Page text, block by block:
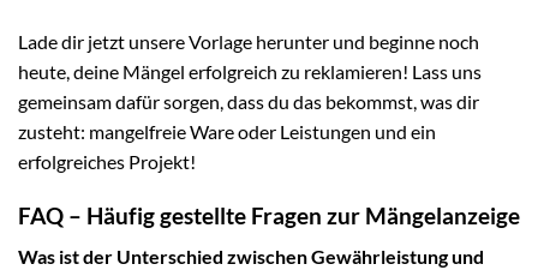
Lade dir jetzt unsere Vorlage herunter und beginne noch
heute, deine Mängel erfolgreich zu reklamieren! Lass uns
gemeinsam dafür sorgen, dass du das bekommst, was dir
zusteht: mangelfreie Ware oder Leistungen und ein
erfolgreiches Projekt!
FAQ – Häufig gestellte Fragen zur Mängelanzeige
Was ist der Unterschied zwischen Gewährleistung und